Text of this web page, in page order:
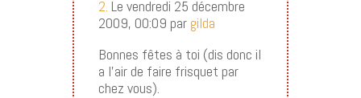
2. Le vendredi 25 décembre
2009, 00:09 par gilda
Bonnes fêtes à toi (dis donc il
a l’air de faire frisquet par
chez vous).